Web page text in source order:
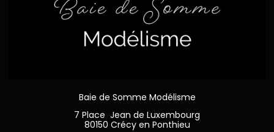
Baie de Somme Modélisme
7 Place Jean de Luxembourg
80150 Crécy en Ponthieu